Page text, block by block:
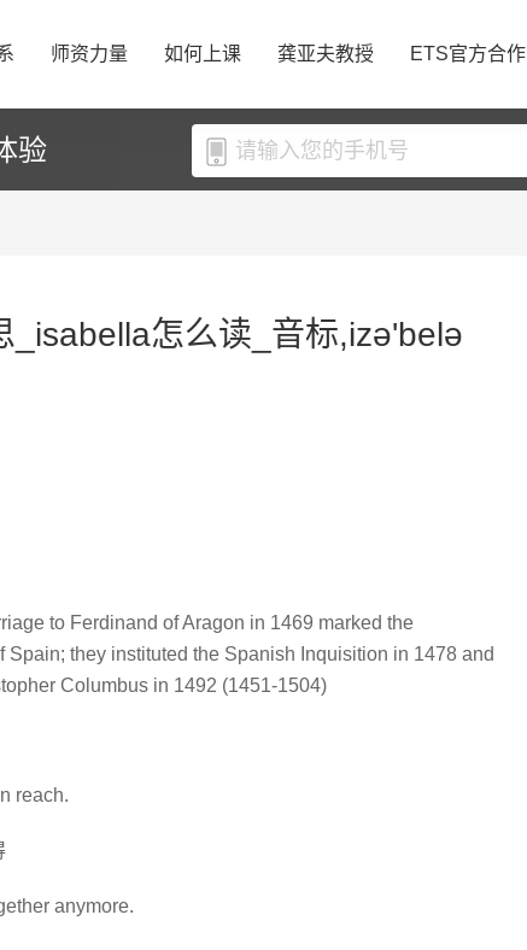
师资力量 如何上课 龚亚夫教授 ETS官方合作
验
_isabella怎么读_音标,izә'belә
to Ferdinand of Aragon in 1469 marked the
Spain; they instituted the Spanish Inquisition in 1478 and
Columbus in 1492 (1451-1504)
reach.
anymore.